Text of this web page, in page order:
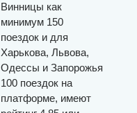
Винницы как
минимум 150
поездок и для
Харькова, Львова,
Одессы и Запорожья
100 поездок на
платформе, имеют